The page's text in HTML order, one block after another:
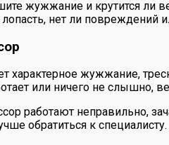
жужжание и крутится ли
лопасть, нет ли повреждений
характерное жужжание,
или ничего не слышно,
работают неправильно,
обратиться к специалисту.